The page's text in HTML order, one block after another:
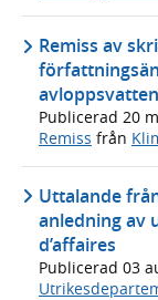
Remiss av
Publicerad 20
Remiss från
Uttalande
anledning av
d’affaires
Publicerad 03